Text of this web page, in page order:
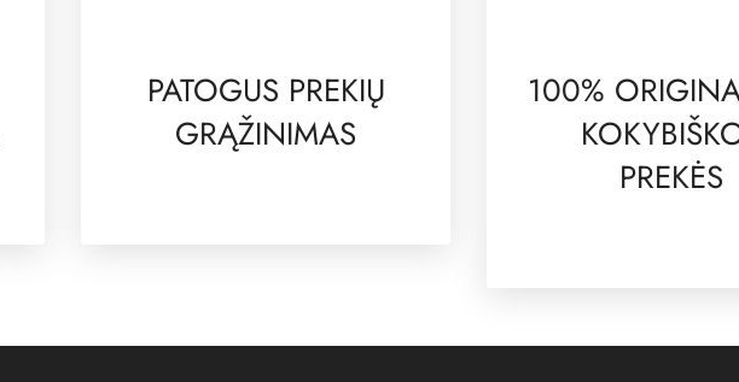
PATOGUS PREKIŲ
GRĄŽINIMAS
100%
PREKĖS